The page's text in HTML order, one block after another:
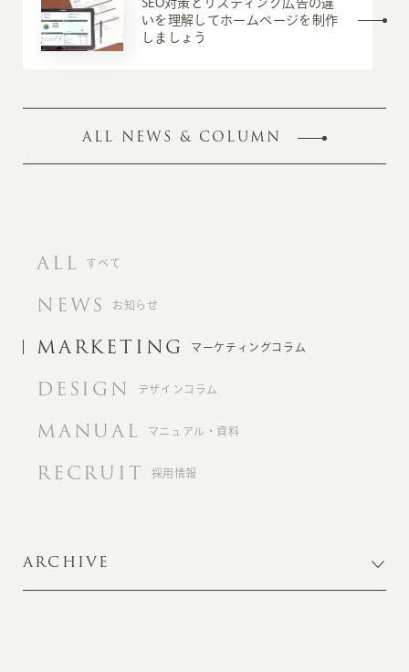
SEO対策とリスティング広告の違
いを理解してホームページを制作
しましょう
ALL NEWS & COLUMN
ALL すべて
NEWS お知らせ
MARKETING マーケティングコラム
DESIGN デザインコラム
MANUAL マニュアル・資料
RECRUIT 採用情報
ARCHIVE